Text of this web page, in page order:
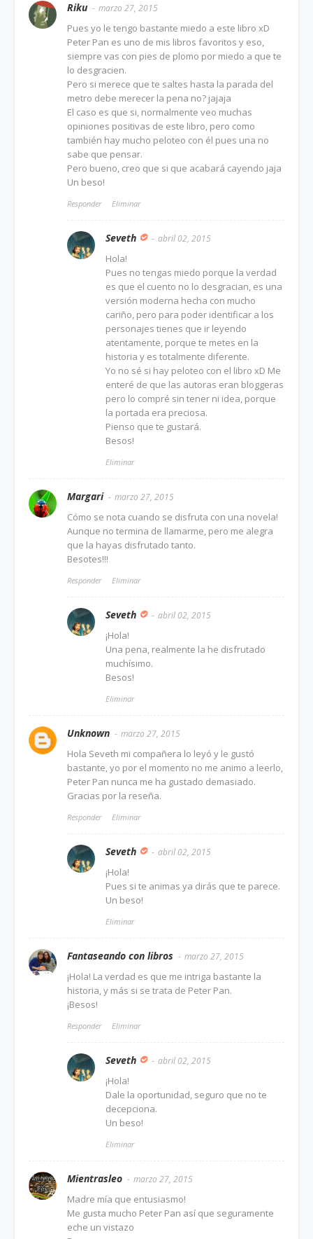
Riku marzo 27, 2015
Pues yo le tengo bastante miedo a este libro xD
Peter Pan es uno de mis libros favoritos y eso,
siempre vas con pies de plomo por miedo a que te
lo desgracien.
Pero si merece que te saltes hasta la parada del
metro debe merecer la pena no? jajaja
El caso es que si, normalmente veo muchas
opiniones positivas de este libro, pero como
también hay mucho peloteo con él pues una no
sabe que pensar.
Pero bueno, creo que si que acabará cayendo jaja
Un beso!
Responder Eliminar
Seveth abril 02, 2015
Hola!
Pues no tengas miedo porque la verdad
es que el cuento no lo desgracian, es una
versión moderna hecha con mucho
cariño, pero para poder identificar a los
personajes tienes que ir leyendo
atentamente, porque te metes en la
historia y es totalmente diferente.
Yo no sé si hay peloteo con el libro xD Me
enteré de que las autoras eran bloggeras
pero lo compré sin tener ni idea, porque
la portada era preciosa.
Pienso que te gustará.
Besos!
Eliminar
Margari marzo 27, 2015
Cómo se nota cuando se disfruta con una novela!
Aunque no termina de llamarme, pero me alegra
que la hayas disfrutado tanto.
Besotes!!!
Responder Eliminar
Seveth abril 02, 2015
¡Hola!
Una pena, realmente la he disfrutado
muchísimo.
Besos!
Eliminar
Unknown marzo 27, 2015
Hola Seveth mi compañera lo leyó y le gustó
bastante, yo por el momento no me animo a leerlo,
Peter Pan nunca me ha gustado demasiado.
Gracias por la reseña.
Responder Eliminar
Seveth abril 02, 2015
¡Hola!
Pues si te animas ya dirás que te parece.
Un beso!
Eliminar
Fantaseando con libros marzo 27, 2015
¡Hola! La verdad es que me intriga bastante la
historia, y más si se trata de Peter Pan.
¡Besos!
Responder Eliminar
Seveth abril 02, 2015
¡Hola!
Dale la oportunidad, seguro que no te
decepciona.
Un beso!
Eliminar
Mientrasleo marzo 27, 2015
Madre mía que entusiasmo!
Me gusta mucho Peter Pan así que seguramente
eche un vistazo